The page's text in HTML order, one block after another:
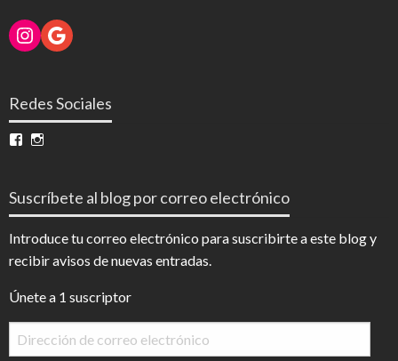
Instagram
Google
Redes Sociales
Ver
en en
Suscríbete al blog por correo electrónico
Introduce tu correo electrónico para suscribirte a este blog y
recibir avisos de nuevas entradas.
Únete a 1 suscriptor
Dirección
de